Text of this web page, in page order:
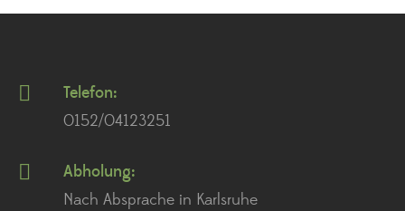
Telefon:
0152/04123251
Abholung:
Nach Absprache in Karlsruhe